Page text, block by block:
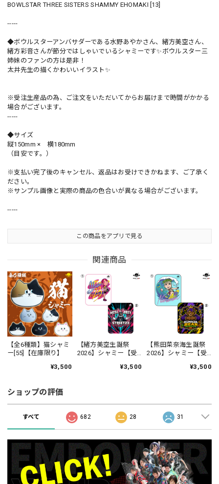
BOWLSTAR THREE SISTERS SHAMMY EHOMAKI [13]
-----
◆ボウルスターアンバサダーである水野あやかさん、緒方美空さん、
緒方彩音さんが節分ではしゃいでいるシャミーです✨ボウルスター三
姉妹のファンの方は是非！
太井先生の描くかわいいイラスト✨
※受注生産品の為、ご注文をいただいてからお届けまで時間がかかる
場合がございます。
-----
◆サイズ
縦150mm × 横180mm
（目安です。）
※支払い完了後のキャンセル、返品はお受けできかねます、ご了承く
ださい。
※サンプル画像と実際の商品の色合いが異なる場合がございます。
-----
この商品をアプリで見る
関連商品
【全6種類】猫シャミ
ー[55]【在庫限り】
¥3,500
【緒方美空生誕祭
2026】シャミー【受
¥3,500
【熊田菜奈海生誕祭
2026】シャミー【受
¥3,500
ショップの評価
すべて 682 28 31